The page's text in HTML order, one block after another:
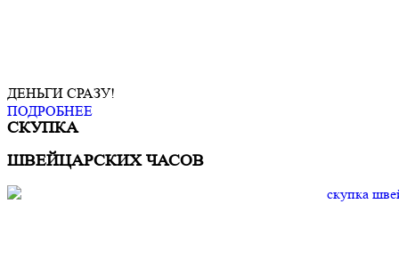
ДЕНЬГИ СРАЗУ!
ПОДРОБНЕЕ
СКУПКА
ШВЕЙЦАРСКИХ ЧАСОВ